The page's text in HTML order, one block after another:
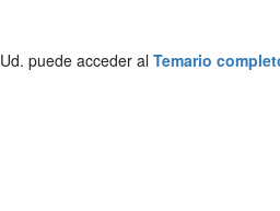
Ud. puede acceder al Temario